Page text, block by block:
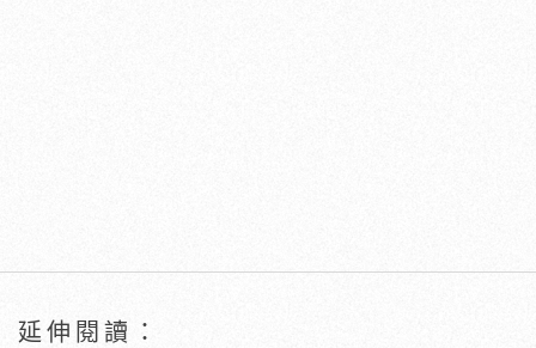
延伸閱讀：